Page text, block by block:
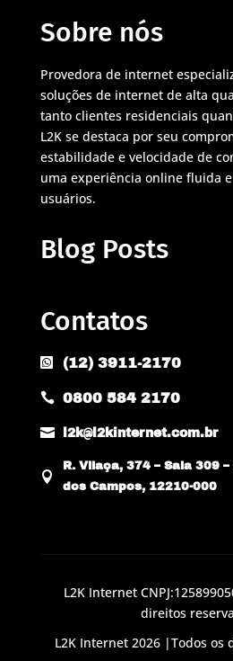
Sobre nós
Provedora de internet
soluções de internet de alta
tanto clientes residenciais
L2K se destaca por seu
estabilidade e velocidade de
uma experiência online fluida
usuários.
Blog Posts
Contatos
 (12) 3911-2170
 0800 584 2170
 l2k@l2kinternet.com.br

R. Vilaça, 374 – Sala 309
dos Campos, 12210-000
L2K Internet
direitos
L2K Internet 2026 |Todos os